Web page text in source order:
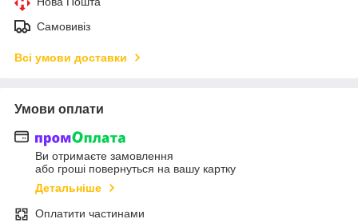
Самовивіз
Всі умови доставки
Умови оплати
Ви отримаєте замовлення
або гроші повернуться на вашу картку
Детальніше
Оплатити частинами